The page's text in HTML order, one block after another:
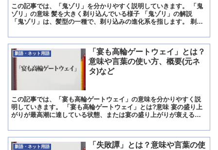
この記事では、「鬼ゾリ」を分かりやすく説明していきます。 「鬼
ゾリ」の意味 髪を大きく剃り込んでいる様子 「鬼ゾリ」の解説
「鬼ゾリ」は、髪型の一種で、剃り込みの進化系を指します。 剃り
新語・ネット用語
「宴も高輪ゲートウェイ」とは？
意味や言葉の使い方、概要(元ネ
タ)など
この記事では、「宴も高輪ゲートウェイ」の意味を分かりやすく説
明していきます。 「宴も高輪ゲートウェイ」とは?意味 宴の盛り上
がりが最高潮に達している状態、または宴の盛り上がりが衰える前
新語・ネット用語
「失敗譚」とは？意味や言葉の使